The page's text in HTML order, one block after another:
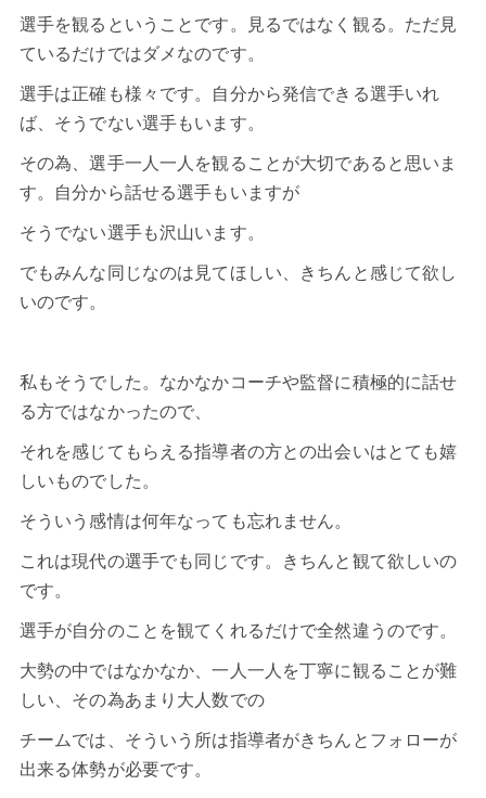
選手を観るということです。見るではなく観る。ただ見
ているだけではダメなのです。
選手は正確も様々です。自分から発信できる選手いれ
ば、そうでない選手もいます。
その為、選手一人一人を観ることが大切であると思いま
す。自分から話せる選手もいますが
そうでない選手も沢山います。
でもみんな同じなのは見てほしい、きちんと感じて欲し
いのです。
私もそうでした。なかなかコーチや監督に積極的に話せ
る方ではなかったので、
それを感じてもらえる指導者の方との出会いはとても嬉
しいものでした。
そういう感情は何年なっても忘れません。
これは現代の選手でも同じです。きちんと観て欲しいの
です。
選手が自分のことを観てくれるだけで全然違うのです。
大勢の中ではなかなか、一人一人を丁寧に観ることが難
しい、その為あまり大人数での
チームでは、そういう所は指導者がきちんとフォローが
出来る体勢が必要です。